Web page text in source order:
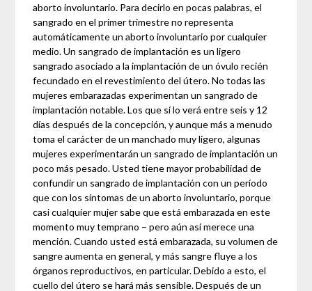
aborto involuntario. Para decirlo en pocas palabras, el
sangrado en el primer trimestre no representa
automáticamente un aborto involuntario por cualquier
medio. Un sangrado de implantación es un ligero
sangrado asociado a la implantación de un óvulo recién
fecundado en el revestimiento del útero. No todas las
mujeres embarazadas experimentan un sangrado de
implantación notable. Los que sí lo verá entre seis y 12
días después de la concepción, y aunque más a menudo
toma el carácter de un manchado muy ligero, algunas
mujeres experimentarán un sangrado de implantación un
poco más pesado. Usted tiene mayor probabilidad de
confundir un sangrado de implantación con un período
que con los síntomas de un aborto involuntario, porque
casi cualquier mujer sabe que está embarazada en este
momento muy temprano – pero aún así merece una
mención. Cuando usted está embarazada, su volumen de
sangre aumenta en general, y más sangre fluye a los
órganos reproductivos, en particular. Debido a esto, el
cuello del útero se hará más sensible. Después de un